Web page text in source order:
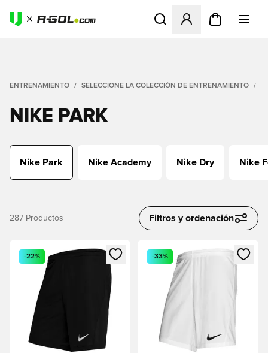
Abre un modal para iniciar
ENTRENAMIENTO SELECCIONE LA COLECCIÓN DE ENTRENAMIENTO
NIKE PARK
Nike Park Nike Academy Nike Dry Nike
287 Productos Filtros y ordenación
Abre un modal para iniciar sesión o registrarse como
-22%
Abre un modal para iniciar
-33%